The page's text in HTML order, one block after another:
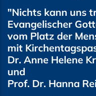
"Nichts kann uns
Evangelischer
vom Platz der
mit
Dr. Anne Helene
und
Prof. Dr. Hanna